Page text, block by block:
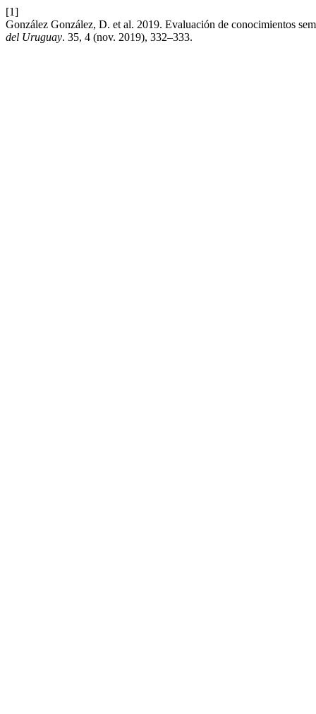
[1]
González González, D. et al. 2019. Evaluación de conocimientos
del Uruguay. 35, 4 (nov. 2019), 332–333.